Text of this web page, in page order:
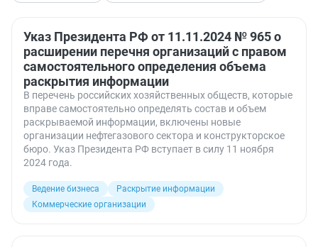
Указ Президента РФ от 11.11.2024 № 965 о
расширении перечня организаций с правом
самостоятельного определения объема
раскрытия информации
В перечень российских хозяйственных обществ, которые
вправе самостоятельно определять состав и объем
раскрываемой информации, включены новые
организации нефтегазового сектора и конструкторское
бюро. Указ Президента РФ вступает в силу 11 ноября
2024 года.
Ведение бизнеса
Раскрытие информации
Коммерческие организации